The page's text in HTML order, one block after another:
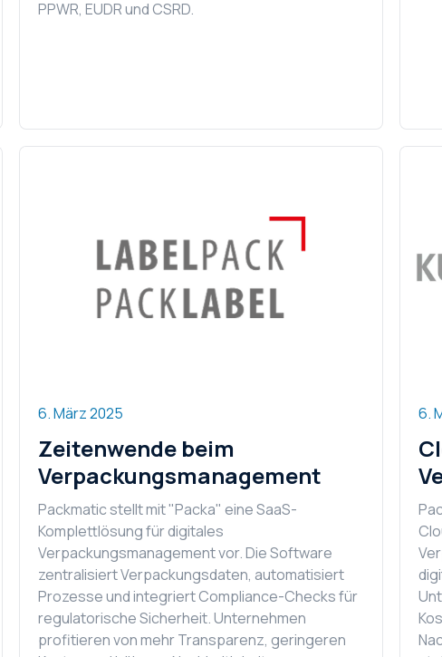
PPWR, EUDR und CSRD.
6. März 2025
Zeitenwende beim
Verpackungsmanagement
Packmatic stellt mit "Packa" eine SaaS-
Komplettlösung für digitales
Verpackungsmanagement vor. Die Software
zentralisiert Verpackungsdaten, automatisiert
Prozesse und integriert Compliance-Checks für
regulatorische Sicherheit. Unternehmen
profitieren von mehr Transparenz, geringeren
6.